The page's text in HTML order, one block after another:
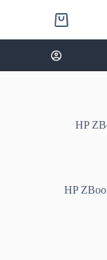
Shopping
cart
HP